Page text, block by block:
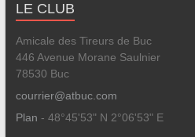
LE CLUB
Amicale des Tireurs de Buc
446 Avenue Morane Saulnier
78530 Buc
courrier@atbuc.com
Plan - 48°45'53" N 2°06'53" E